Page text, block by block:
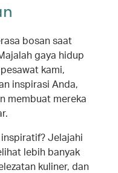
bosan saat
gaya hidup
kami,
inspirasi Anda,
membuat mereka
Jelajahi
lebih banyak
kuliner, dan